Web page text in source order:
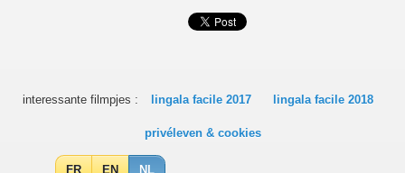
interessante filmpjes : lingala facile 2017 lingala facile 2018
privéleven & cookies